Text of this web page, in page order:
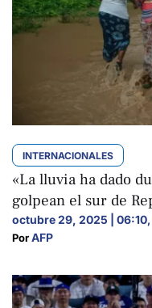
INTERNACIONALES
«La lluvia ha dado
golpean el sur de
octubre 29, 2025 | 06:10,
Por AFP